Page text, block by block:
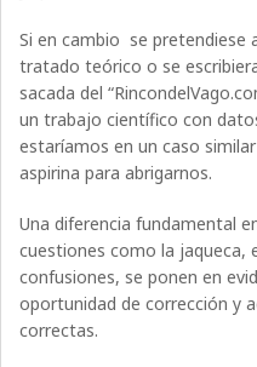
Si en cambio se pretendiese
tratado teórico o se
sacada del
un trabajo científico con
estaríamos en un caso
aspirina para abrigarnos.
Una diferencia fundamental
cuestiones como la jaqueca,
confusiones, se ponen en
oportunidad de corrección y
correctas.